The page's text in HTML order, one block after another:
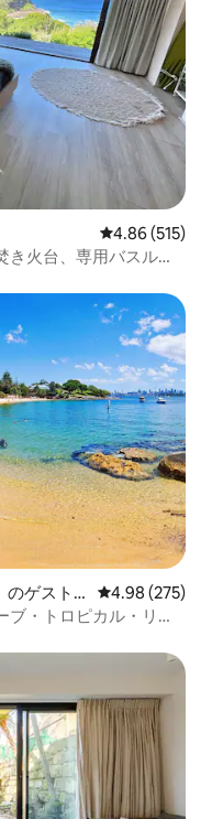
レビュー515
4.86 (515)
火台、専用バスルー
のゲスト
レビュー275
4.98 (275)
ブ・トロピカル・リト